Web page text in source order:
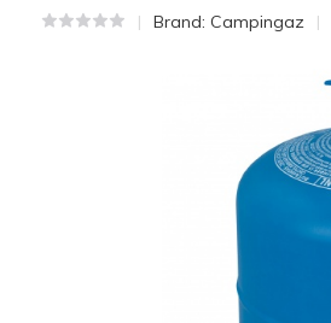
Brand: Campingaz